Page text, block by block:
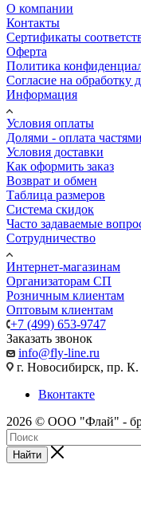
О компании
Контакты
Сертификаты
Оферта
Политика
Согласие на обработку
Информация
Условия оплаты
Долями - оплата частями
Условия доставки
Как оформить заказ
Возврат и обмен
Таблица размеров
Система скидок
Часто задаваемые
Сотрудничество
Интернет-магазинам
Организаторам СП
Розничным клиентам
Оптовым клиентам
+7 (499) 653-9747
Заказать звонок
info@fly-line.ru
г. Новосибирск, пр. К.
Вконтакте
2026 © ООО "Флай" -
Найти